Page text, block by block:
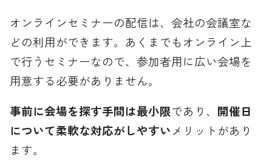
オンラインセミナーの配信は、会社の会議室な
どの利用ができます。あくまでもオンライン上
で行うセミナーなので、参加者用に広い会場を
用意する必要がありません。
事前に会場を探す手間は最小限であり、 開催日
について柔軟な対応がしやすいメリットがあり
ます。